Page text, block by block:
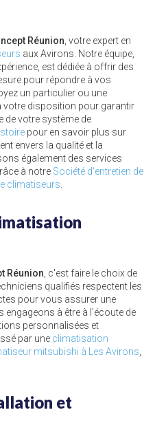
Réunion , votre expert en
aux Avirons. Notre équipe,
est dédiée à offrir des
pour répondre à vos
un particulier ou une
votre disposition pour garantir
de votre système de
pour en savoir plus sur
envers la qualité et la
également des services
à notre Société d'entretien de
climatiseurs
Réunion , c'est faire le choix de
qualifiés respectent les
pour vous assurer une
à être à l'écoute de
personnalisées et
par une climatisation
mitsubishi à Les Avirons
et